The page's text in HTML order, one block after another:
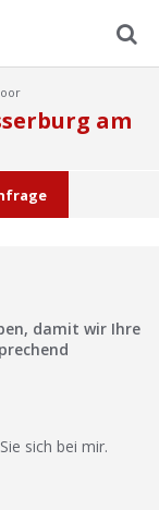
am
damit wir Ihre
sich bei mir.